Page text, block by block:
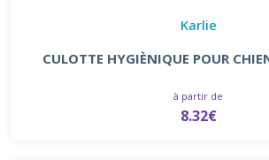
Karlie
CULOTTE HYGIÈNIQUE POUR
à partir de
8.32€